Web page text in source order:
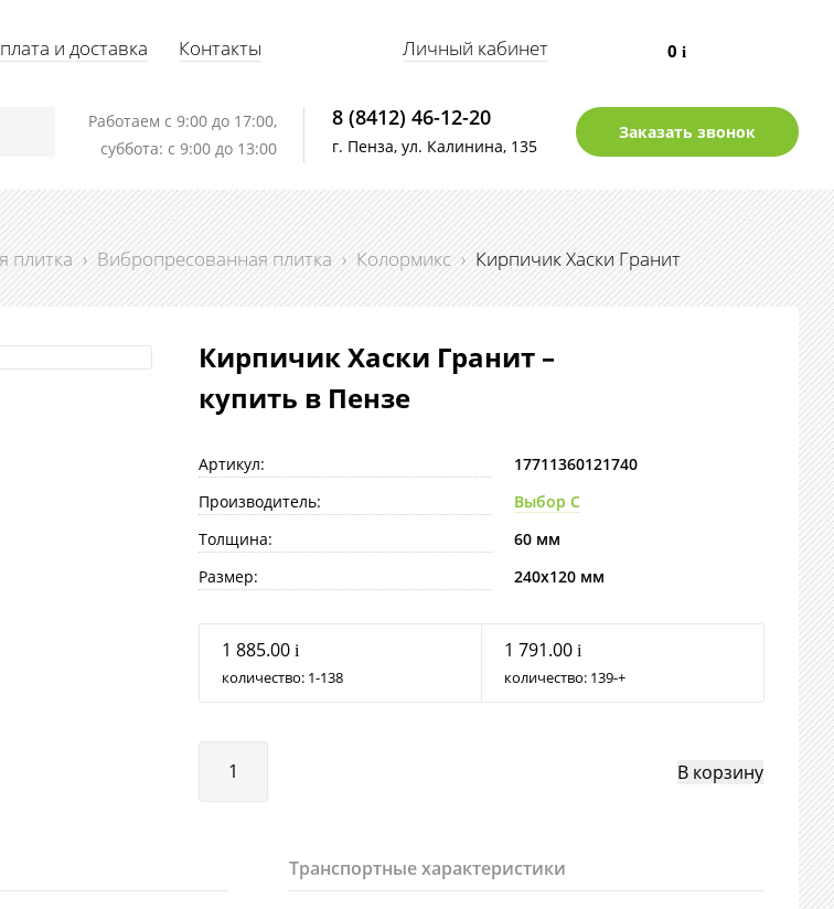
и доставка Контакты Личный кабинет 0i
Работаем c 9:00 до 17:00,
суббота: с 9:00 до 13:00
8 (8412) 46-12-20
г. Пенза, ул. Калинина, 135
Заказать звонок
плитка › Вибропресованная плитка › Колормикс › Кирпичик Хаски Гранит
Кирпичик Хаски Гранит –
купить в Пензе
Артикул:
17711360121740
Производитель:
Выбор С
Толщина:
60 мм
Размер:
240х120 мм
1 885.00 i
количество: 1 138
1 791.00 i
количество: 139 +
Транспортные характеристики